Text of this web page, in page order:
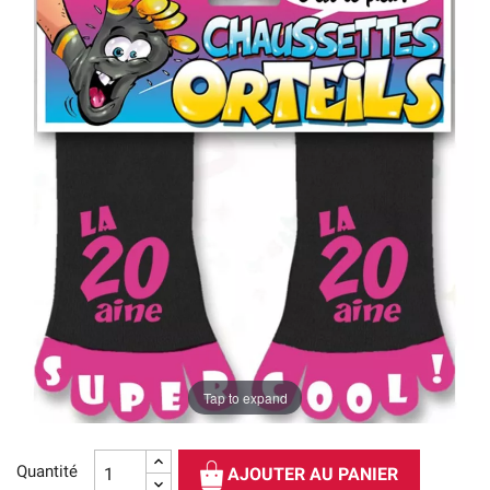
Tap to expand
Quantité AJOUTER AU PANIER